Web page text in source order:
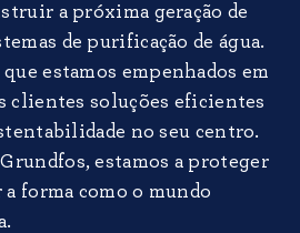
a próxima geração de
de purificação de água.
estamos empenhados em
clientes soluções eficientes
no seu centro.
estamos a proteger
a forma como o mundo